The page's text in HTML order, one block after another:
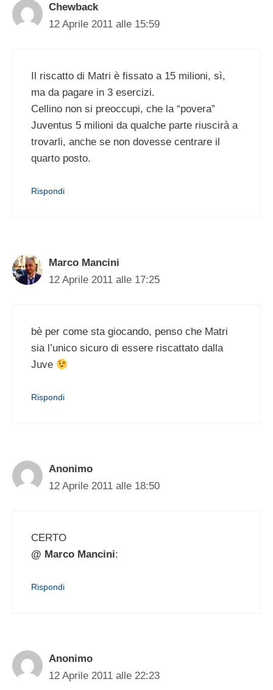
Chewback
12 Aprile 2011 alle 15:59
Il riscatto di Matri è fissato a 15 milioni, sì,
ma da pagare in 3 esercizi.
Cellino non si preoccupi, che la “povera”
Juventus 5 milioni da qualche parte riuscirà a
trovarli, anche se non dovesse centrare il
quarto posto.
Rispondi
Marco Mancini
12 Aprile 2011 alle 17:25
bè per come sta giocando, penso che Matri
sia l’unico sicuro di essere riscattato dalla
Juve
Rispondi
Anonimo
12 Aprile 2011 alle 18:50
CERTO
@ Marco Mancini:
Rispondi
Anonimo
12 Aprile 2011 alle 22:23